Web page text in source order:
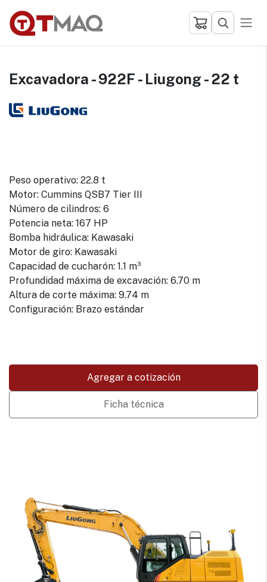
Excavadora - 922F - Liugong - 22 t
Peso operativo: 22.8 t
Motor: Cummins QSB7 Tier III
Número de cilindros: 6
Potencia neta: 167 HP
Bomba hidráulica: Kawasaki
Motor de giro: Kawasaki
Capacidad de cucharón: 1.1 m³
Profundidad máxima de excavación: 6.70 m
Altura de corte máxima: 9.74 m
Configuración: Brazo estándar
Agregar a cotización
Ficha técnica